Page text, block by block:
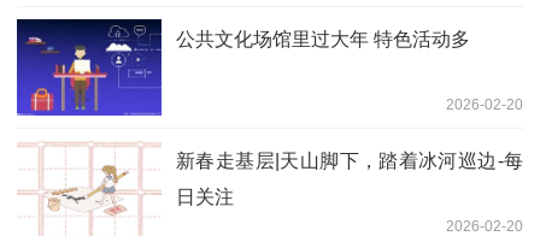
公共文化场馆里过大年 特色活动多
2026-02-20
新春走基层|天山脚下，踏着冰河巡边-每
日关注
2026-02-20